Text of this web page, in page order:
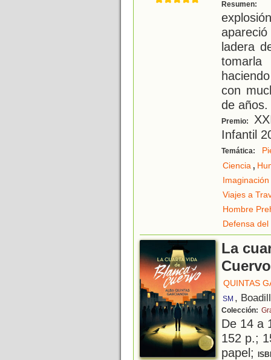
Resumen:
ladera
con
de
Premio:
Infantil
Temática:
Ciencia ,
Imaginación
Viajes a
Hombre
Defensa
La
Cuervo
QUINTAS
SM ,
Colección:
De 14 a
152 p.;
papel;